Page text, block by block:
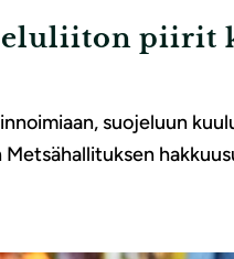
piirit
suojeluun